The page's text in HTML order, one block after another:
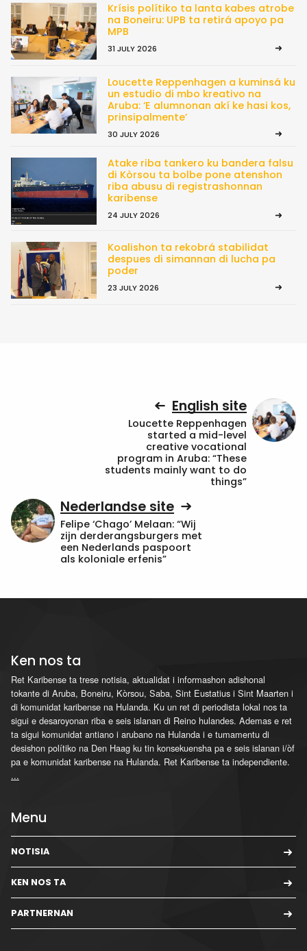
Krísis polítiko ta lanta kabes atrobe
na Boneiru: UPB ta retirá apoyo pa
MPB
31 JULY 2026
Loucette Reppenhagen a kuminsá ku
un estudio di mbo kreativo na
Aruba: ‘E alumnonan akí ke hasi kos,
prinsipalmente’
30 JULY 2026
Atake riba tankero ku bandera falsu
di Kòrsou ta bolbe pone atenshon
riba abusu di registrashonnan
karibense
24 JULY 2026
Koalishon ta rekobrá stabilidat
despues di simannan di lucha pa
poder
23 JULY 2026
English site
Loucette Reppenhagen
started a mid-level
creative vocational
program in Aruba: “These
students mainly want to do
things”
Nederlandse site
Felipe ‘Chago’ Melaan: “Wij
zijn derderangsburgers met
een Nederlands paspoort
als koloniale erfenis”
Ken nos ta
Ret Karibense ta trese notisia, aktualidat i informashon adishonal
tokante di Aruba, Boneiru, Kòrsou, Saba, Sint Eustatius i Sint Maarten i
di komunidat karibense na Hulanda. Ku un ret di periodista lokal nos ta
sigui e desaroyonan riba e seis islanan di Reino hulandes. Ademas e ret
ta sigui komunidat antiano i arubano na Hulanda i e tumamentu di
desishon polítiko na Den Haag ku tin konsekuensha pa e seis islanan i/òf
pa e komunidat karibense na Hulanda. Ret Karibense ta independiente.
...
Menu
NOTISIA
KEN NOS TA
PARTNERNAN